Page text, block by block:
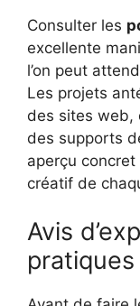
Consulter les
excellente
l’on peut
Les projets
des sites web,
des supports
aperçu
créatif de
Avis
pratiques